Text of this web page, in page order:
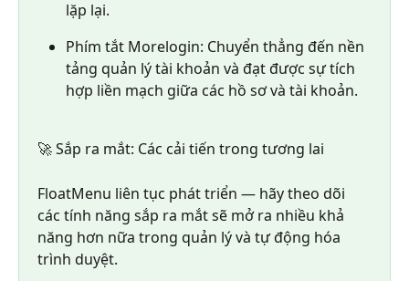
lặp lại.
Phím tắt Morelogin: Chuyển thẳng đến nền
tảng quản lý tài khoản và đạt được sự tích
hợp liền mạch giữa các hồ sơ và tài khoản.
🚀 Sắp ra mắt: Các cải tiến trong tương lai
FloatMenu liên tục phát triển — hãy theo dõi
các tính năng sắp ra mắt sẽ mở ra nhiều khả
năng hơn nữa trong quản lý và tự động hóa
trình duyệt.